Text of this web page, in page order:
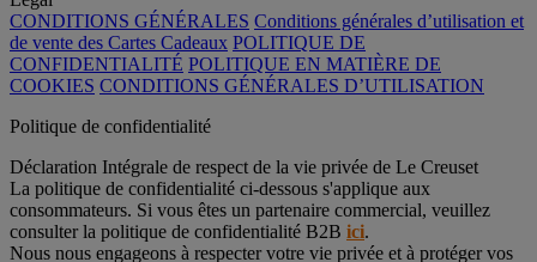
CONDITIONS GÉNÉRALES Conditions générales d’utilisation et
de vente des Cartes Cadeaux POLITIQUE DE
CONFIDENTIALITÉ POLITIQUE EN MATIÈRE DE
COOKIES CONDITIONS GÉNÉRALES D’UTILISATION
Politique de confidentialité
Déclaration Intégrale de respect de la vie privée de Le Creuset
La politique de confidentialité ci-dessous s'applique aux
consommateurs. Si vous êtes un partenaire commercial, veuillez
consulter la politique de confidentialité B2B ici.
Nous nous engageons à respecter votre vie privée et à protéger vos